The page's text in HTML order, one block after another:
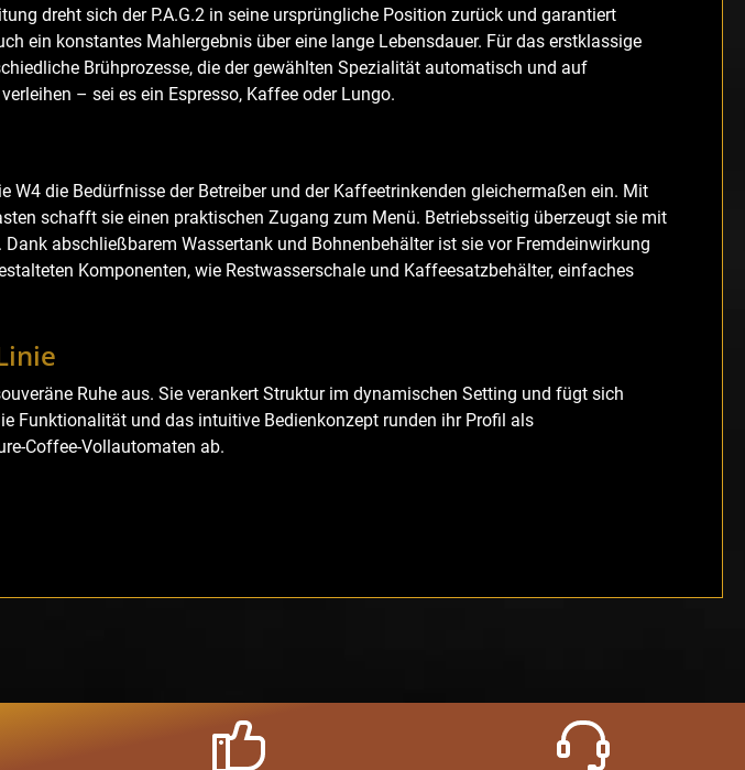
dreht sich der P.A.G.2 in seine ursprüngliche Position zurück und garantiert
ein konstantes Mahlergebnis über eine lange Lebensdauer. Für das erstklassige
Brühprozesse, die der gewählten Spezialität automatisch und auf
– sei es ein Espresso, Kaffee oder Lungo.
W4 die Bedürfnisse der Betreiber und der Kaffeetrinkenden gleichermaßen ein. Mit
schafft sie einen praktischen Zugang zum Menü. Betriebsseitig überzeugt sie mit
abschließbarem Wassertank und Bohnenbehälter ist sie vor Fremdeinwirkung
Komponenten, wie Restwasserschale und Kaffeesatzbehälter, einfaches
Ruhe aus. Sie verankert Struktur im dynamischen Setting und fügt sich
Funktionalität und das intuitive Bedienkonzept runden ihr Profil als
Coffee-Vollautomaten ab.